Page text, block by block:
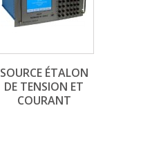
SOURCE ÉTALON
DE TENSION ET
COURANT